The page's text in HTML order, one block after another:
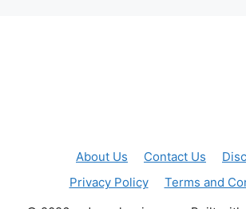
About Us Contact Us
Privacy Policy
Terms and